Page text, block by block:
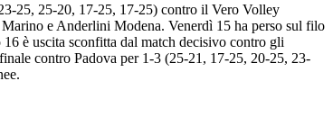
25, 25-20, 17-25, 17-25) contro il Vero Volley
e Anderlini Modena. Venerdì 15 ha perso sul filo
è uscita sconfitta dal match decisivo contro gli
contro Padova per 1-3 (25-21, 17-25, 20-25, 23-